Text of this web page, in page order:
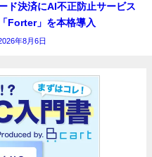
ド決済にAI不正防止サービス
「Forter」を本格導入
年8月6日